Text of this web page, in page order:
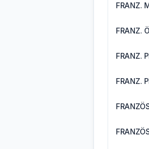
FRANZ.
FRANZ.
FRANZ.
FRANZ.